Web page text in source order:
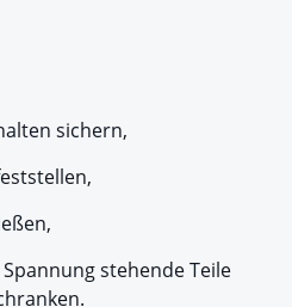
sichern,
stehende Teile